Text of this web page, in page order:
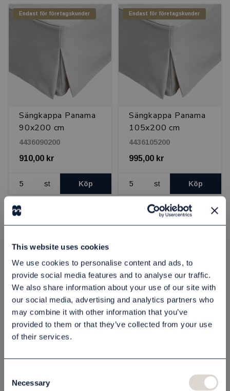
This website uses cookies
We use cookies to personalise content and ads, to
provide social media features and to analyse our traffic.
We also share information about your use of our site with
our social media, advertising and analytics partners who
may combine it with other information that you’ve
provided to them or that they’ve collected from your use
of their services.
Selection
Necessary
Endast för företagskunder
Sängkappa Panama
90x200 cm
4436090200
910,00 kr
st Köp
Endast för företagskunder
Sängkappa Panama
105x200 cm
4436105200
995,00 kr
st Köp
Endast för företagskunder
Sängkappa Panama
120x200 cm
4436120200
st
Endast för företagskunder
Sängkappa Panama
140x200 cm,
Köp